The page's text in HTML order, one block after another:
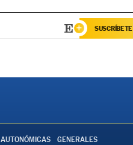
SUSCRÍBETE
AUTONÓMICAS GENERALES